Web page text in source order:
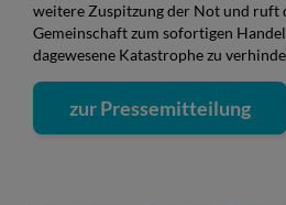
weitere Zuspitzung der Not und ruft
Gemeinschaft zum sofortigen
dagewesene Katastrophe zu
zur Pressemitteilung